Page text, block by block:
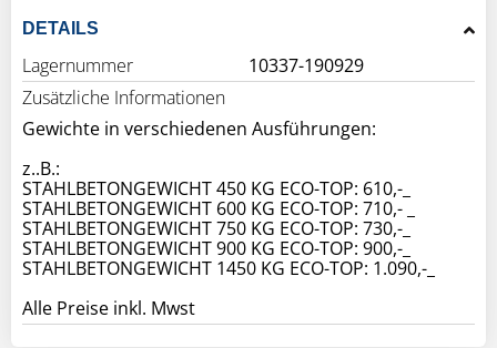
DETAILS
Lagernummer
10337-190929
Zusätzliche Informationen
Gewichte in verschiedenen Ausführungen:
z..B.:
STAHLBETONGEWICHT 450 KG ECO-TOP: 610,-_
STAHLBETONGEWICHT 600 KG ECO-TOP: 710,- _
STAHLBETONGEWICHT 750 KG ECO-TOP: 730,-_
STAHLBETONGEWICHT 900 KG ECO-TOP: 900,-_
STAHLBETONGEWICHT 1450 KG ECO-TOP: 1.090,-_